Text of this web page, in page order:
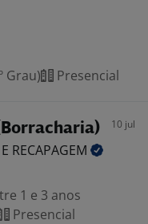
Grau) Presencial
10 jul
RECAPAGEM
1 e 3 anos
Presencial